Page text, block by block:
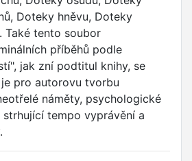
Doteky hněvu, Doteky
Také tento soubor
příběhů podle
jak zní podtitul knihy, se
pro autorovu tvorbu
náměty, psychologické
tempo vyprávění a